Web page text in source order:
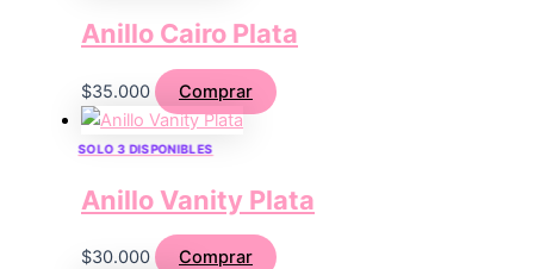
Anillo Cairo Plata
$35.000 Comprar
SOLO 3 DISPONIBLES
Anillo Vanity Plata
$30.000 Comprar